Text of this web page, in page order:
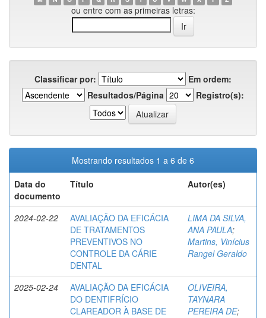
ou entre com as primeiras letras:
Classificar por:
Em ordem:
Resultados/Página
Registro(s):
Mostrando resultados 1 a 6 de 6
Data do
documento
Título Autor(es)
2024-02-22
AVALIAÇÃO DA EFICÁCIA
DE TRATAMENTOS
PREVENTIVOS NO
CONTROLE DA CÁRIE
DENTAL
LIMA DA SILVA,
ANA PAULA;
Martins, Vinícius
Rangel Geraldo
2025-02-24
AVALIAÇÃO DA EFICÁCIA
DO DENTIFRÍCIO
CLAREADOR À BASE DE
OLIVEIRA,
TAYNARA
PEREIRA DE;